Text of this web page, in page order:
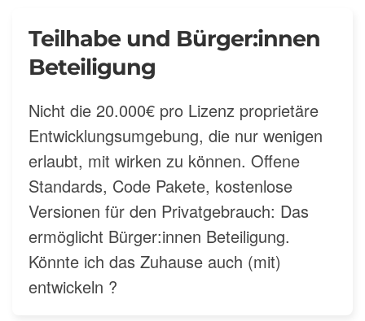
Teilhabe und Bürger:innen
Beteiligung
Nicht die 20.000€ pro Lizenz proprietäre
Entwicklungsumgebung, die nur wenigen
erlaubt, mit wirken zu können. Offene
Standards, Code Pakete, kostenlose
Versionen für den Privatgebrauch: Das
ermöglicht Bürger:innen Beteiligung.
Könnte ich das Zuhause auch (mit)
entwickeln ?